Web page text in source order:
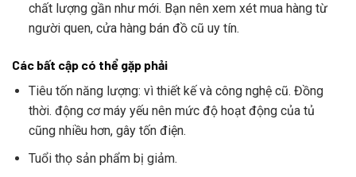
chất lượng gần như mới. Bạn nên xem xét mua hàng từ
người quen, cửa hàng bán đồ cũ uy tín.
Các bất cập có thể gặp phải
Tiêu tốn năng lượng: vì thiết kế và công nghệ cũ. Đồng
thời. động cơ máy yếu nên mức độ hoạt động của tủ
cũng nhiều hơn, gây tốn điện.
Tuổi thọ sản phẩm bị giảm.